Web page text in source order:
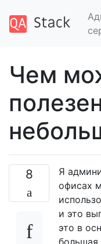
Чем
8
Я
офисах
и это
это в
большая